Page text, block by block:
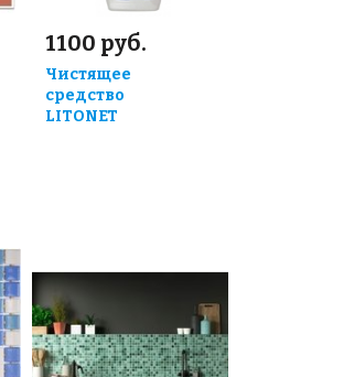
1100 руб.
Чистящее
средство
LITONET